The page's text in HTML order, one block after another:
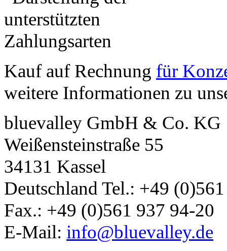
Kauf auf Rechnung für
weitere Informationen zu
bluevalley GmbH & Co. KG
Weißensteinstraße 55
34131 Kassel
Deutschland Tel.: +49
Fax.: +49 (0)561 937 94-20
E-Mail: info@bluevalley.de